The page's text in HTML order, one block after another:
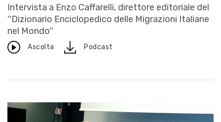
Intervista a Enzo Caffarelli, direttore editoriale del
''Dizionario Enciclopedico delle Migrazioni Italiane
nel Mondo''
Ascolta downloadPodcast